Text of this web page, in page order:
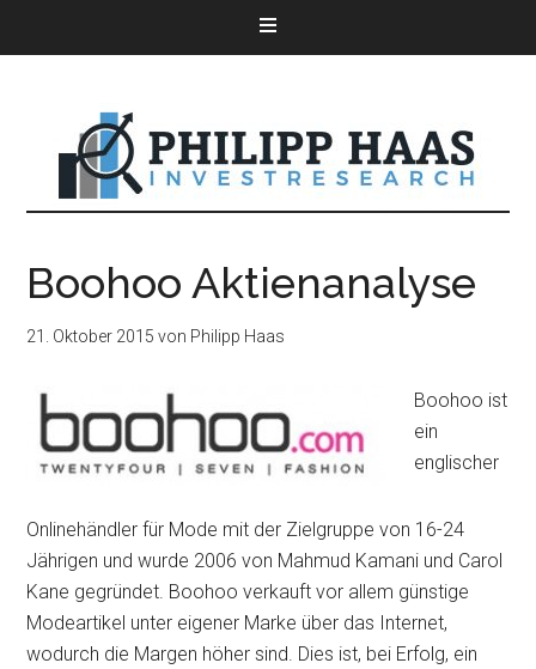
Boohoo Aktienanalyse
21. Oktober 2015 von Philipp Haas
Boohoo ist
ein
englischer
Onlinehändler für Mode mit der Zielgruppe von 16-24
Jährigen und wurde 2006 von Mahmud Kamani und Carol
Kane gegründet. Boohoo verkauft vor allem günstige
Modeartikel unter eigener Marke über das Internet,
wodurch die Margen höher sind. Dies ist, bei Erfolg, ein